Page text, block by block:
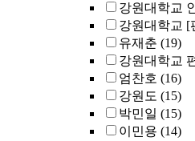
강원대학교
강원대학교 [
유재춘 (19)
강원대학교
엄찬호 (16)
강원도 (15)
박민일 (15)
이민용 (14)